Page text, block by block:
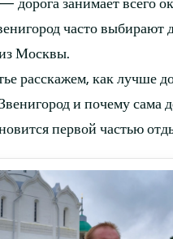
дорога занимает всего
часто выбирают
Москвы.
расскажем, как лучше
и почему сама
первой частью